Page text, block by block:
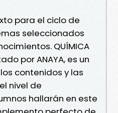
para el ciclo de
seleccionados
QUÍMICA
por ANAYA, es un
contenidos y las
nivel de
hallarán en este